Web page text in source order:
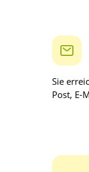
Sie
Post, E-